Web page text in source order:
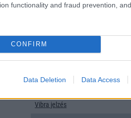
functionality and fraud prevention,
CONFIRM
Data Deletion Data Access
Iránytũ
EGYÉB
Vibra jelzés